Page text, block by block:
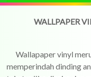
WALLPAPER
Wallapaper vinyl
memperindah dinding